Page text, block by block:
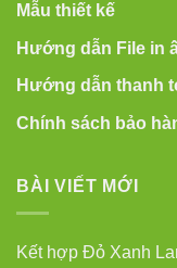
Mẫu thiết kế
Hướng dẫn File in
Hướng dẫn thanh
Chính sách bảo
BÀI VIẾT MỚI
Kết hợp Đỏ Xanh